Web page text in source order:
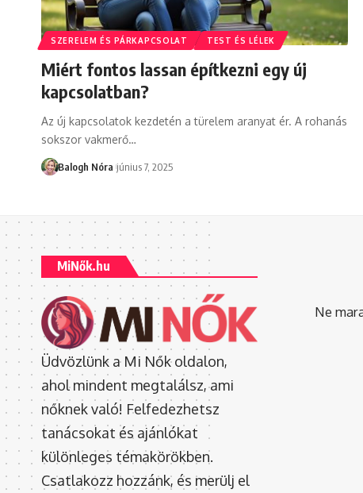
SZERELEM ÉS PÁRKAPCSOLAT TEST ÉS LÉLEK
Miért fontos lassan építkezni egy új
kapcsolatban?
Az új kapcsolatok kezdetén a türelem aranyat ér. A rohanás
sokszor vakmerő…
Balogh Nóra június 7, 2025
MiNők.hu
Üdvözlünk a Mi Nők oldalon,
ahol mindent megtalálsz, ami
nőknek való! Felfedezhetsz
tanácsokat és ajánlókat
különleges témakörökben.
Csatlakozz hozzánk, és merülj el
Ne